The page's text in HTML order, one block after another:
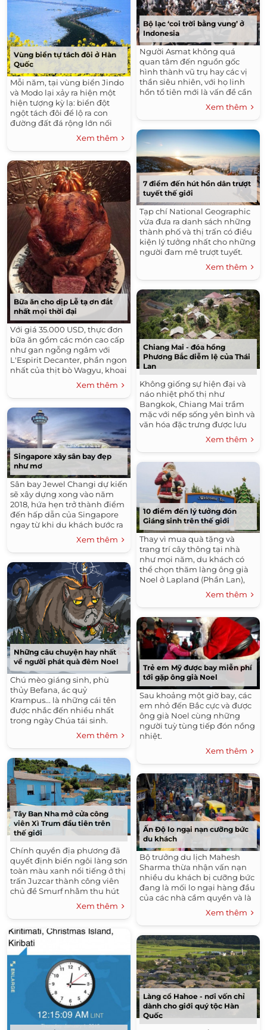
Vùng biển tự tách đôi ở Hàn
Quốc
Mỗi năm, tại vùng biển Jindo
và Modo lại xảy ra hiện một
hiện tượng kỳ lạ: biển đột
ngột tách đôi để lộ ra con
đường đất đá rộng lớn nối
Xem thêm
Bữa ăn cho dịp Lễ tạ ơn đắt
nhất mọi thời đại
Với giá 35.000 USD, thực đơn
bữa ăn gồm các món cao cấp
như gan ngỗng ngâm với
L'Espirit Decanter, phần ngon
nhất của thịt bò Wagyu, khoai
tây nghiền cùng Moose
Xem thêm
Singapore xây sân bay đẹp
như mơ
Sân bay Jewel Changi dự kiến
sẽ xây dựng xong vào năm
2018, hứa hẹn trở thành điểm
đến hấp dẫn của Singapore
ngay từ khi du khách bước ra
Xem thêm
Những câu chuyện hay nhất
về người phát quà đêm Noel
Chú mèo giáng sinh, phù
thủy Befana, ác quỷ
Krampus... là những cái tên
được nhắc đến nhiều nhất
trong ngày Chúa tái sinh.
Xem thêm
Tây Ban Nha mở cửa công
viên Xì Trum đầu tiên trên
thế giới
Chính quyền địa phương đã
quyết định biến ngôi làng sơn
toàn màu xanh nổi tiếng ở thị
trấn Juzcar thành công viên
chủ đề Smurf nhằm thu hút
Xem thêm
Bộ lạc ‘coi trời bằng vung’ ở
Indonesia
Người Asmat không quá
quan tâm đến nguồn gốc
hình thành vũ trụ hay các vị
thần siêu nhiên, với họ linh
hồn tổ tiên mới là vấn đề cần
Xem thêm
7 điểm đến hút hồn dân trượt
tuyết thế giới
Tạp chí National Geographic
vừa đưa ra danh sách những
thành phố và thị trấn có điều
kiện lý tưởng nhất cho những
người đam mê trượt tuyết.
Xem thêm
Chiang Mai - đóa hồng
Phương Bắc diễm lệ của Thái
Lan
Không giống sự hiện đại và
náo nhiệt phố thị như
Bangkok, Chiang Mai trầm
mặc với nếp sống yên bình và
văn hóa đặc trưng được lưu
giữ qua hàng trăm năm nay.
Xem thêm
10 điểm đến lý tưởng đón
Giáng sinh trên thế giới
Thay vì mua quà tặng và
trang trí cây thông tại nhà
như mọi năm, du khách có
thể chọn thăm làng ông già
Noel ở Lapland (Phần Lan),
hòa vào không khí sôi động ở
trung tâm Rockefeller tại New
York (Mỹ)...
Xem thêm
Trẻ em Mỹ được bay miễn phí
tới gặp ông già Noel
Sau khoảng một giờ bay, các
em nhỏ đến Bắc cực và được
ông già Noel cùng những
người tuỳ tùng tiếp đón nồng
nhiệt.
Xem thêm
Ấn Độ lo ngại nạn cưỡng bức
du khách
Bộ trưởng du lịch Mahesh
Sharma thừa nhận vấn nạn
nhiều du khách bị cưỡng bức
đang là mối lo ngại hàng đầu
của các nhà cầm quyền và là
Xem thêm
Làng cổ Hahoe - nơi vốn chỉ
dành cho giới quý tộc Hàn
Quốc